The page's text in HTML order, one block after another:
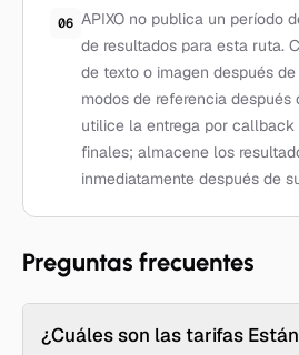
06 APIXO no publica un período
de resultados para esta ruta.
de texto o imagen después
modos de referencia después
utilice la entrega por callback
finales; almacene los
inmediatamente después de
Preguntas frecuentes
¿Cuáles son las tarifas